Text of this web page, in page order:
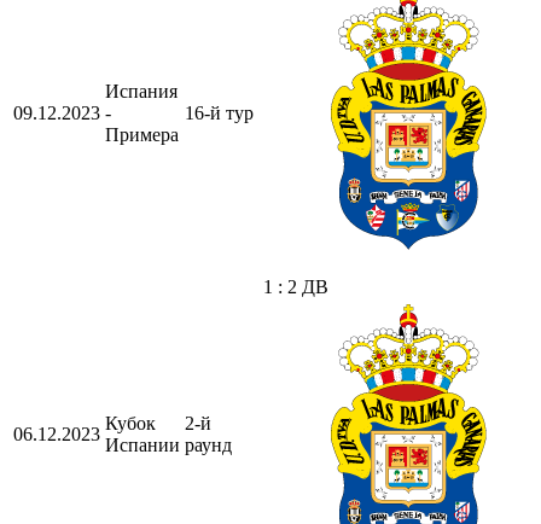
09.12.2023
Испания
-
Примера
16-й тур
06.12.2023
Кубок
Испании
2-й
раунд
1 : 2 ДВ